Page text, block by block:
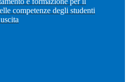
competenze degli studenti